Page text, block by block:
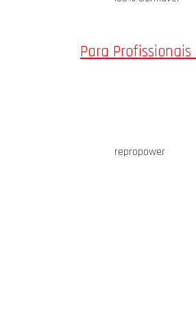
Para
repropower